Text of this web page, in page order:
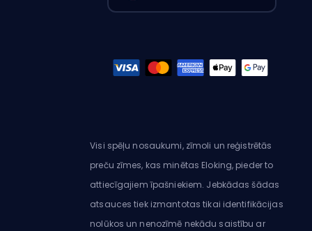
Visi spēļu nosaukumi, zīmoli un reģistrētās
preču zīmes, kas minētas Eloking, pieder to
attiecīgajiem īpašniekiem. Jebkādas šādas
atsauces tiek izmantotas tikai identifikācijas
nolūkos un nenozīmē nekādu saistību ar